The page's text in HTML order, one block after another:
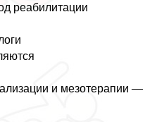
реабилитации
и мезотерапии —